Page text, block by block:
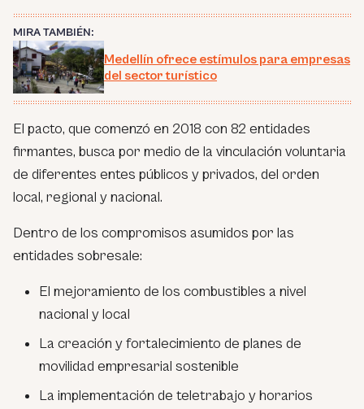
MIRA TAMBIÉN:
Medellín ofrece estímulos para empresas
del sector turístico
El pacto, que comenzó en 2018 con 82 entidades
firmantes, busca por medio de la vinculación voluntaria
de diferentes entes públicos y privados, del orden
local, regional y nacional.
Dentro de los compromisos asumidos por las
entidades sobresale:
El mejoramiento de los combustibles a nivel
nacional y local
La creación y fortalecimiento de planes de
movilidad empresarial sostenible
La implementación de teletrabajo y horarios